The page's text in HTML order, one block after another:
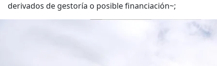
derivados de gestoría o posible financiación~;